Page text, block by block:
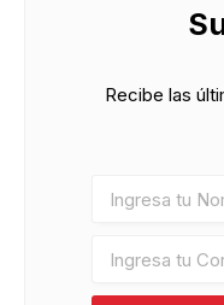
Recibe las